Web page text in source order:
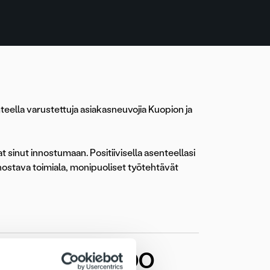
varustettuja asiakasneuvojia Kuopion ja
sinut innostumaan. Positiivisella asenteellasi
toimiala, monipuoliset työtehtävät
Porvoo